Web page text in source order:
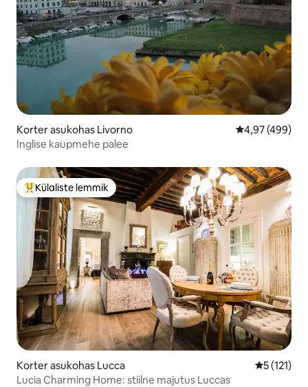
Korter asukohas Livorno Keskmine
4,97 (499)
Inglise kaupmehe palee
Külaliste suur lemmik
Külaliste lemmik
Korter asukohas Lucca Keskmine
5 (121)
Lucia Charming Home: stiilne majutus Luccas